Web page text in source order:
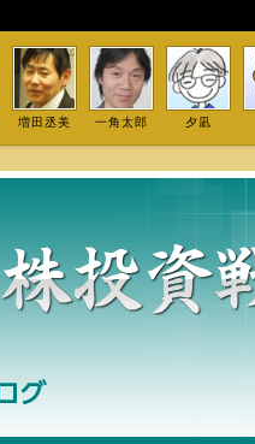
増田丞美 一角太郎 夕凪